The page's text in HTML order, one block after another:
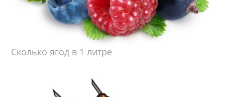
Сколько ягод в 1 литре